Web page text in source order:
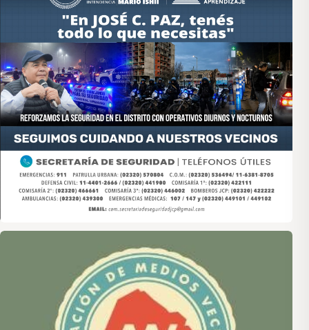
Asociación de Medios Vecinales